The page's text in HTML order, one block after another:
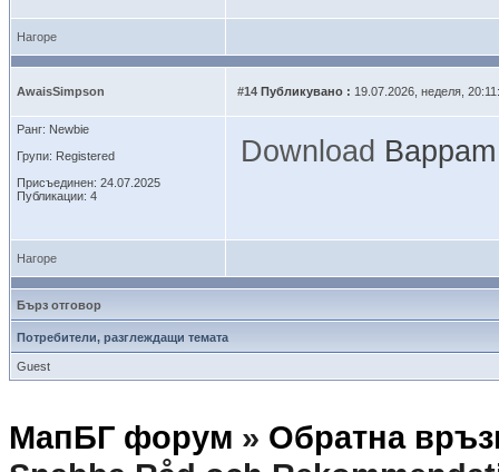
Нагоре
AwaisSimpson #14 Публикувано : 19.07.2026, неделя,
Ранг: Newbie
Групи: Registered
Присъединен: 24.07.2025
Публикации: 4
Download
Нагоре
Бърз отговор
Потребители, разглеждащи темата
Guest
МапБГ форум » Обратна